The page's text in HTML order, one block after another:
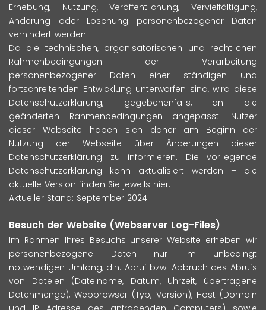
Erhebung, Nutzung, Veröffentlichung, Vervielfältigung,
Änderung oder Löschung personenbezogener Daten
verhindert werden.
Da die technischen, organisatorischen und rechtlichen
Rahmenbedingungen der Verarbeitung
personenbezogener Daten einer ständigen und
fortschreitenden Entwicklung unterworfen sind, wird diese
Datenschutzerklärung, gegebenenfalls, an die
geänderten Rahmenbedingungen angepasst. Nutzer
dieser Webseite haben sich daher am Beginn der
Nutzung der Webseite über Änderungen dieser
Datenschutzerklärung zu informieren. Die vorliegende
Datenschutzerklärung kann aktualisiert werden – die
aktuelle Version finden Sie jeweils hier.
Aktueller Stand: September 2024.
Besuch der Website (Webserver Log-Files)
Im Rahmen Ihres Besuchs unserer Website erheben wir
personenbezogene Daten nur im unbedingt
notwendigen Umfang, d.h. Abruf bzw. Abbruch des Abrufs
von Dateien (Dateiname, Datum, Uhrzeit, übertragene
Datenmenge), Webbrowser (Typ, Version), Host (Domain